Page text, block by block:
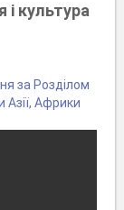
культура
за Розділом
Азії, Африки